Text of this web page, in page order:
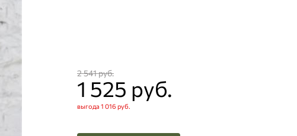
2 541 руб.
1 525 руб.
выгода 1 016 руб.